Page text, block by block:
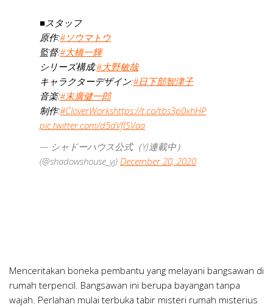
■スタッフ
原作:#ソウマトウ
監督:#大橋一輝
シリーズ構成:#大野敏哉
キャラクターデザイン:#日下部智津子
音楽:#末廣健一郎
制作:#CloverWorkshttps://t.co/tbs3p0xhHP
pic.twitter.com/d5dVflSVaa
— シャドーハウス公式（YJ連載中）
(@shadowshouse_yj) December 20, 2020
Menceritakan boneka pembantu yang melayani bangsawan di
rumah terpencil. Bangsawan ini berupa bayangan tanpa
wajah. Perlahan mulai terbuka tabir misteri rumah misterius